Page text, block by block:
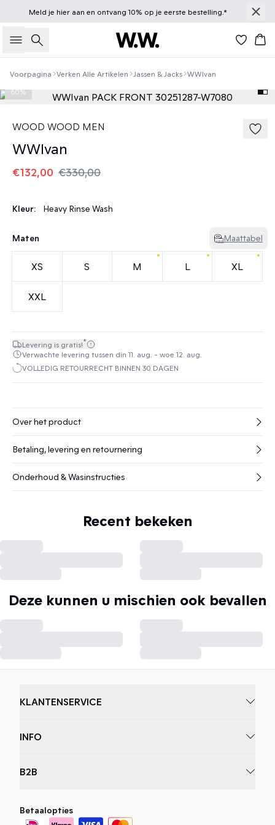
Meld je hieraan en ontvang 10% op je eerste bestelling.*
Zoeken
Voorpagina Verken Alle Artikelen Jassen & Jacks WWIvan
60%
WOOD WOOD MEN
WWIvan
€132,00 €330,00
Kleur: Heavy Rinse Wash
Maten Maattabel
XS S M L XL
XXL
Levering is gratis!*
Verwachte levering tussen din 11. aug. - woe 12. aug.
VOLLEDIG RETOURRECHT BINNEN 30 DAGEN
Over het product
Betaling, levering en retournering
Onderhoud & Wasinstructies
Recent bekeken
Deze kunnen u mischien ook bevallen
KLANTENSERVICE
INFO
B2B
Betaalopties